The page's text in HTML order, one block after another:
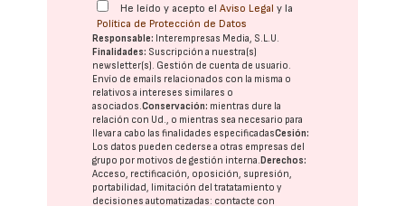
He leído y acepto elAviso Legal y la
Política de Protección de Datos
Responsable: Interempresas Media, S.L.U.
Finalidades: Suscripción a nuestra(s)
newsletter(s). Gestión de cuenta de usuario.
Envío de emails relacionados con la misma o
relativos a intereses similares o
asociados.Conservación: mientras dure la
relación con Ud., o mientras sea necesario para
llevar a cabo las finalidades especificadasCesión:
Los datos pueden cederse a otras empresas del
grupo por motivos de gestión interna.Derechos:
Acceso, rectificación, oposición, supresión,
portabilidad, limitación del tratatamiento y
decisiones automatizadas: contacte con